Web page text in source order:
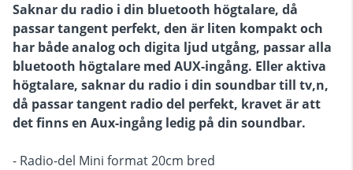
Saknar du radio i din bluetooth högtalare, då
passar tangent perfekt, den är liten kompakt och
har både analog och digita ljud utgång, passar alla
bluetooth högtalare med AUX-ingång. Eller aktiva
högtalare, saknar du radio i din soundbar till tv,n,
då passar tangent radio del perfekt, kravet är att
det finns en Aux-ingång ledig på din soundbar.
- Radio-del Mini format 20cm bred